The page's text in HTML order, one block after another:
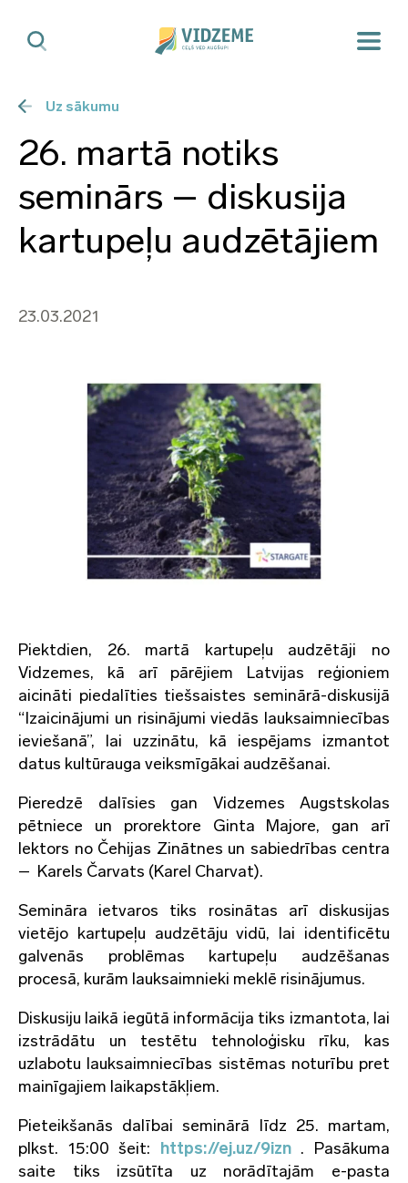
Uz sākumu
26. martā notiks
seminārs – diskusija
kartupeļu audzētājiem
23.03.2021
Piektdien, 26. martā kartupeļu audzētāji no
Vidzemes, kā arī pārējiem Latvijas reģioniem
aicināti piedalīties tiešsaistes seminārā-diskusijā
“Izaicinājumi un risinājumi viedās lauksaimniecības
ieviešanā”, lai uzzinātu, kā iespējams izmantot
datus kultūrauga veiksmīgākai audzēšanai.
Pieredzē dalīsies gan Vidzemes Augstskolas
pētniece un prorektore Ginta Majore, gan arī
lektors no Čehijas Zinātnes un sabiedrības centra
– Karels Čarvats (Karel Charvat).
Semināra ietvaros tiks rosinātas arī diskusijas
vietējo kartupeļu audzētāju vidū, lai identificētu
galvenās problēmas kartupeļu audzēšanas
procesā, kurām lauksaimnieki meklē risinājumus.
Diskusiju laikā iegūtā informācija tiks izmantota, lai
izstrādātu un testētu tehnoloģisku rīku, kas
uzlabotu lauksaimniecības sistēmas noturību pret
mainīgajiem laikapstākļiem.
Pieteikšanās dalībai seminārā līdz 25. martam,
plkst. 15:00 šeit: https://ej.uz/9izn. Pasākuma
saite tiks izsūtīta uz norādītajām e-pasta